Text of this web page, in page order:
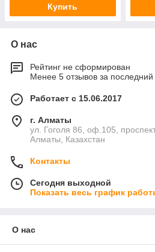
Купить
О нас
Рейтинг не сформирован
Менее 5 отзывов за последний
Работает с 15.06.2017
г. Алматы
ул. Гоголя 86, оф.105,
Алматы, Казахстан
Контакты
Сегодня выходной
Показать весь график
О нас